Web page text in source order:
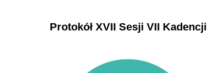
Protokół XVII Sesji VII Kadencji